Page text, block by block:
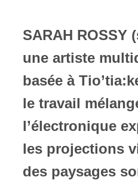
SARAH ROSSY
une artiste
basée à
le travail
l’électronique
les projections
des paysages